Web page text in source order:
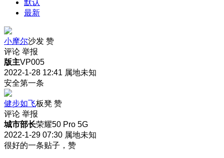
默认
最新
小摩尔沙发 赞
评论 举报
版主VP005
2022-1-28 12:41 属地未知
安全第一条
健步如飞板凳 赞
评论 举报
城市部长荣耀50 Pro 5G
2022-1-29 07:30 属地未知
很好的一条贴子，赞